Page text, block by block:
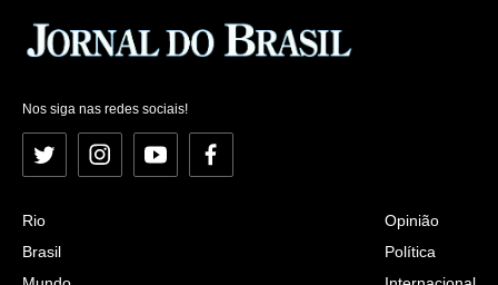
Nos siga nas redes sociais!
Twitter InstagramYouTubeFacebook
Rio
Brasil
Opinião
Política